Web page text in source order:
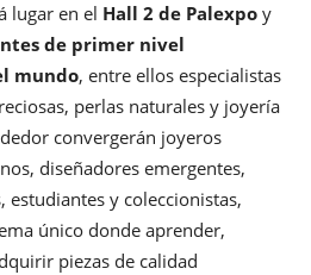
lugar en el Hall 2 de Palexpo y
de primer nivel
mundo, entre ellos especialistas
perlas naturales y joyería
convergerán joyeros
diseñadores emergentes,
estudiantes y coleccionistas,
único donde aprender,
piezas de calidad